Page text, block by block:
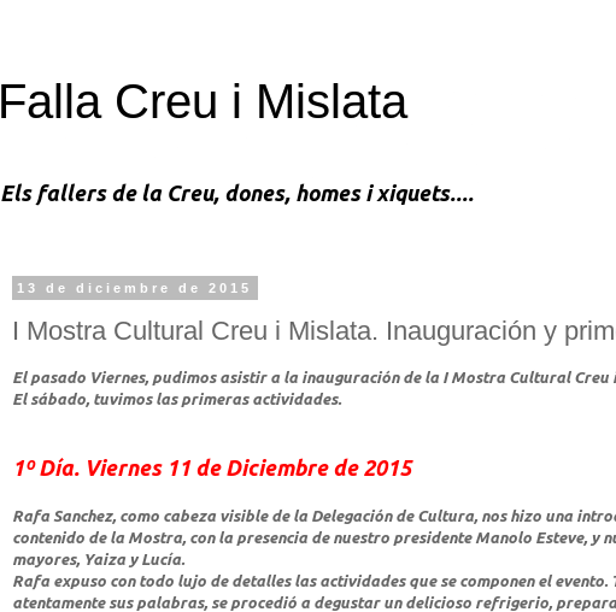
Falla Creu i Mislata
Els fallers de la Creu, dones, homes i xiquets....
13 de diciembre de 2015
I Mostra Cultural Creu i Mislata. Inauguración y
El pasado Viernes, pudimos asistir a la inauguración de la I Mostra Cultural Creu
El sábado, tuvimos las primeras actividades.
1º Día. Viernes 11 de Diciembre de 2015
Rafa Sanchez, como cabeza visible de la Delegación de Cultura, nos hizo una
contenido de la Mostra, con la presencia de nuestro presidente Manolo Esteve, y
mayores, Yaiza y Lucía.
Rafa expuso con todo lujo de detalles las actividades que se componen el evento.
atentamente sus palabras, se procedió a degustar un delicioso refrigerio,